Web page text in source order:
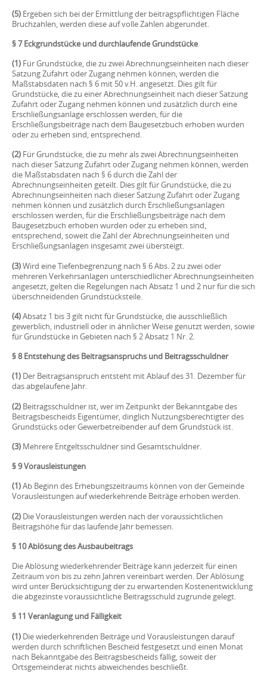
(5) Ergeben sich bei der Ermittlung der beitragspflichtigen Fläche
Bruchzahlen, werden diese auf volle Zahlen abgerundet.
§ 7 Eckgrundstücke und durchlaufende Grundstücke
(1) Für Grundstücke, die zu zwei Abrechnungseinheiten nach dieser
Satzung Zufahrt oder Zugang nehmen können, werden die
Maßstabsdaten nach § 6 mit 50 v.H. angesetzt. Dies gilt für
Grundstücke, die zu einer Abrechnungseinheit nach dieser Satzung
Zufahrt oder Zugang nehmen können und zusätzlich durch eine
Erschließungsanlage erschlossen werden, für die
Erschließungsbeiträge nach dem Baugesetzbuch erhoben wurden
oder zu erheben sind, entsprechend.
(2) Für Grundstücke, die zu mehr als zwei Abrechnungseinheiten
nach dieser Satzung Zufahrt oder Zugang nehmen können, werden
die Maßstabsdaten nach § 6 durch die Zahl der
Abrechnungseinheiten geteilt. Dies gilt für Grundstücke, die zu
Abrechnungseinheiten nach dieser Satzung Zufahrt oder Zugang
nehmen können und zusätzlich durch Erschließungsanlagen
erschlossen werden, für die Erschließungsbeiträge nach dem
Baugesetzbuch erhoben wurden oder zu erheben sind,
entsprechend, soweit die Zahl der Abrechnungseinheiten und
Erschließungsanlagen insgesamt zwei übersteigt.
(3)Wird eine Tiefenbegrenzung nach § 6 Abs. 2 zu zwei oder
mehreren Verkehrsanlagen unterschiedlicher Abrechnungseinheiten
angesetzt, gelten die Regelungen nach Absatz 1 und 2 nur für die sich
überschneidenden Grundstücksteile.
(4)Absatz 1 bis 3 gilt nicht für Grundstücke, die ausschließlich
gewerblich, industriell oder in ähnlicher Weise genutzt werden, sowie
für Grundstücke in Gebieten nach § 2 Absatz 1 Nr. 2.
§ 8 Entstehung des Beitragsanspruchs und Beitragsschuldner
(1) Der Beitragsanspruch entsteht mit Ablauf des 31. Dezember für
das abgelaufene Jahr.
(2) Beitragsschuldner ist, wer im Zeitpunkt der Bekanntgabe des
Beitragsbescheids Eigentümer, dinglich Nutzungsberechtigter des
Grundstücks oder Gewerbetreibender auf dem Grundstück ist.
(3) Mehrere Entgeltsschuldner sind Gesamtschuldner.
§ 9 Vorausleistungen
(1)Ab Beginn des Erhebungszeitraums können von der Gemeinde
Vorausleistungen auf wiederkehrende Beiträge erhoben werden.
(2) Die Vorausleistungen werden nach der voraussichtlichen
Beitragshöhe für das laufende Jahr bemessen.
§ 10 Ablösung des Ausbaubeitrags
Die Ablösung wiederkehrender Beiträge kann jederzeit für einen
Zeitraum von bis zu zehn Jahren vereinbart werden. Der Ablösung
wird unter Berücksichtigung der zu erwartenden Kostenentwicklung
die abgezinste voraussichtliche Beitragsschuld zugrunde gelegt.
§ 11 Veranlagung und Fälligkeit
(1) Die wiederkehrenden Beiträge und Vorausleistungen darauf
werden durch schriftlichen Bescheid festgesetzt und einen Monat
nach Bekanntgabe des Beitragsbescheids fällig, soweit der
Ortsgemeinderat nichts abweichendes beschließt.